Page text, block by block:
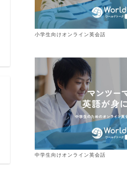
小学生向けオンライン英会話
中学生向けオンライン英会話